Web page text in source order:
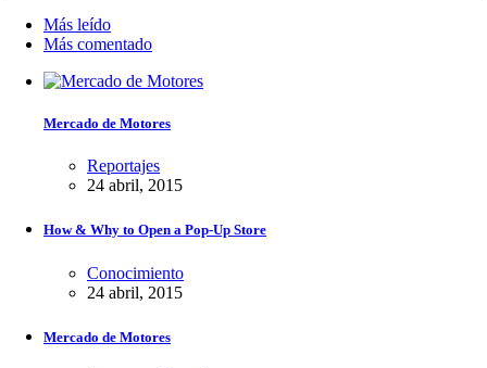
Más leído
Más comentado
Mercado de Motores
Reportajes
24 abril, 2015
How & Why to Open a Pop-Up Store
Conocimiento
24 abril, 2015
Mercado de Motores